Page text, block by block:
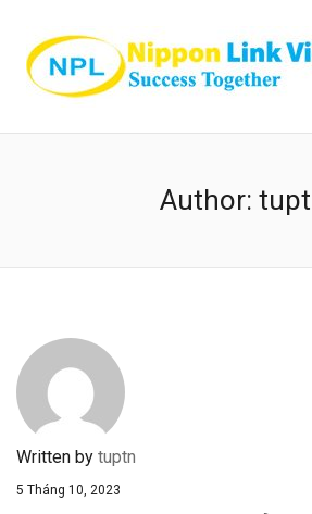
Author:
Written by tuptn
5 Tháng 10, 2023